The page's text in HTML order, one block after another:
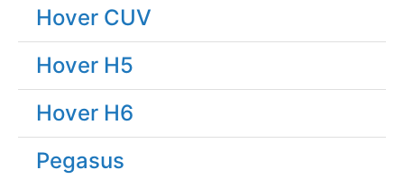
Hover CUV
Hover H5
Hover H6
Pegasus